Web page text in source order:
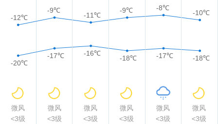
-12℃
-9℃
-11℃
-9℃ -8℃
-10℃
-20℃
-17℃ -16℃
-18℃ -17℃ -18℃
微风 微风 微风 微风 微风
微风
<3级
<3级 <3级 <3级 <3级 <3级